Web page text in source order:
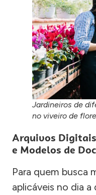
Jardineiros de
no viveiro de
Arquivos
e Modelos de
Para quem busca
aplicáveis no dia a